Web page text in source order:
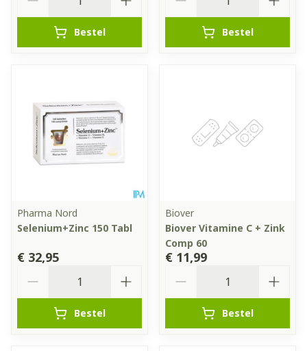
Bestel Bestel
Pharma Nord
Selenium+Zinc 150 Tabl
€ 32,95
Bestel
Biover
Biover Vitamine C + Zink
Comp 60
€ 11,99
Bestel